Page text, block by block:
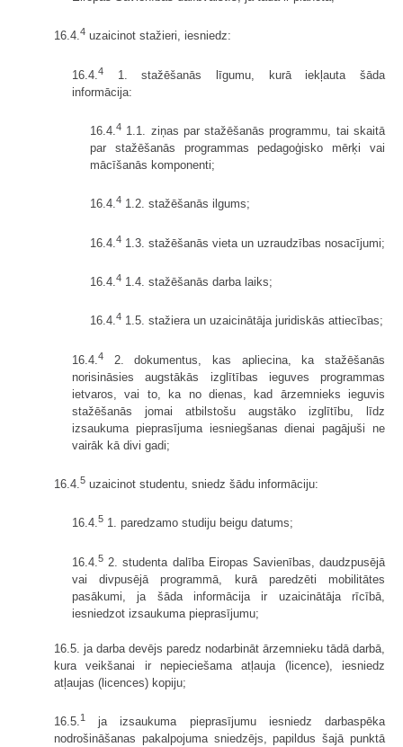
16.4.4 uzaicinot stažieri, iesniedz:
16.4.4
1. stažēšanās līgumu, kurā iekļauta šāda
informācija:
16.4.4 1.1. ziņas par stažēšanās programmu, tai skaitā
par stažēšanās programmas pedagoģisko mērķi vai
mācīšanās komponenti;
16.4.4 1.2. stažēšanās ilgums;
16.4.4 1.3. stažēšanās vieta un uzraudzības nosacījumi;
16.4.4 1.4. stažēšanās darba laiks;
16.4.4 1.5. stažiera un uzaicinātāja juridiskās attiecības;
16.4.4
2. dokumentus, kas apliecina, ka stažēšanās
norisināsies augstākās izglītības ieguves programmas
ietvaros, vai to, ka no dienas, kad ārzemnieks ieguvis
stažēšanās jomai atbilstošu augstāko izglītību, līdz
izsaukuma pieprasījuma iesniegšanas dienai pagājuši ne
vairāk kā divi gadi;
16.4.5 uzaicinot studentu, sniedz šādu informāciju:
16.4.5 1. paredzamo studiju beigu datums;
16.4.5 2. studenta dalība Eiropas Savienības, daudzpusējā
vai divpusējā programmā, kurā paredzēti mobilitātes
pasākumi, ja šāda informācija ir uzaicinātāja rīcībā,
iesniedzot izsaukuma pieprasījumu;
16.5. ja darba devējs paredz nodarbināt ārzemnieku tādā darbā,
kura veikšanai ir nepieciešama atļauja (licence), iesniedz
atļaujas (licences) kopiju;
16.5.1
ja izsaukuma pieprasījumu iesniedz darbaspēka
nodrošināšanas pakalpojuma sniedzējs, papildus šajā punktā